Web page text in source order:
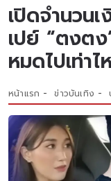
เปิดจำนวน
เปย์ “ตงต
หมดไปเท่าไ
หน้าแรก ข่าวบันเทิง